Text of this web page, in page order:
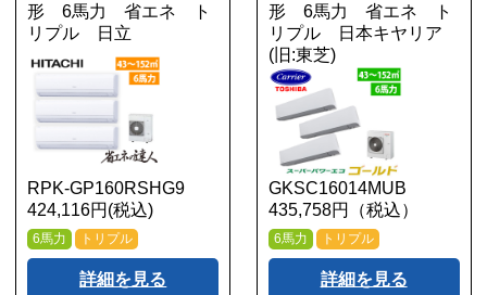
形 6馬力 省エネ ト
リプル 日立
RPK-GP160RSHG9
424,116円(税込)
6馬力 トリプル
詳細を見る
形 6馬力 省エネ ト
リプル 日本キヤリア
(旧:東芝)
GKSC16014MUB
435,758円（税込）
6馬力 トリプル
詳細を見る